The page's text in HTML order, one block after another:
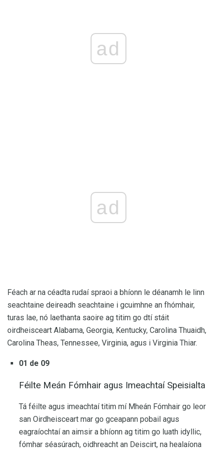
ad
ad
Féach ar na céadta rudaí spraoi a bhíonn le déanamh le linn
seachtaine deireadh seachtaine i gcuimhne an fhómhair,
turas lae, nó laethanta saoire ag titim go dtí stáit
oirdheisceart Alabama, Georgia, Kentucky, Carolina Thuaidh,
Carolina Theas, Tennessee, Virginia, agus i Virginia Thiar.
01 de 09
Féilte Meán Fómhair agus Imeachtaí Speisialta
Tá féilte agus imeachtaí titim mí Mheán Fómhair go leor
san Oirdheisceart mar go gceapann pobail agus
eagraíochtaí an aimsir a bhíonn ag titim go luath idyllic,
fómhar séasúrach, oidhreacht an Deiscirt, na healaíona